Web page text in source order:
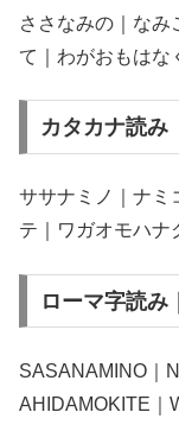
ささなみの｜なみ
て｜わがおもはな
カタカナ読み
ササナミノ｜ナミ
テ｜ワガオモハナ
ローマ字読み
SASANAMINO｜
AHIDAMOKITE｜